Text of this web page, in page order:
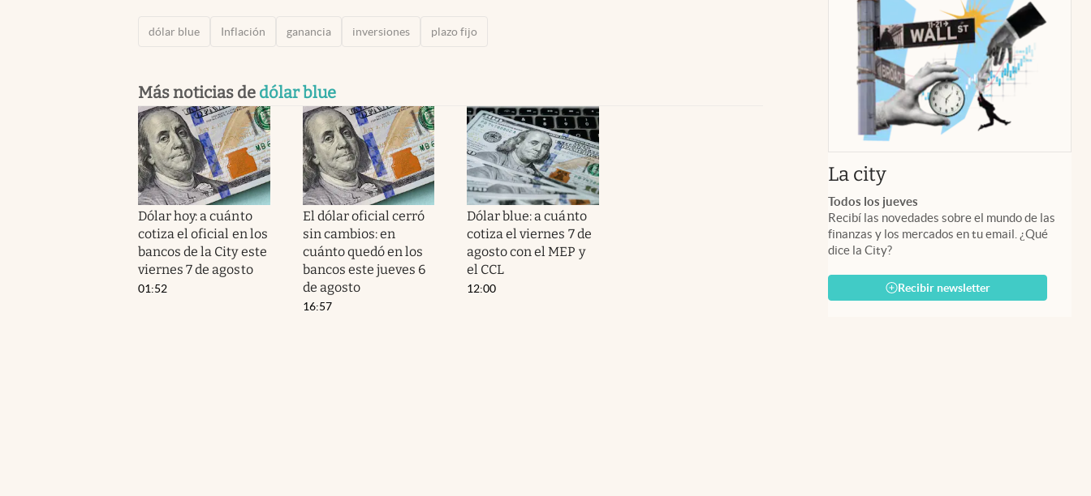
dólar blue Inflación ganancia inversiones plazo fijo
Más noticias de dólar blue
Dólar hoy: a cuánto
cotiza el oficial en los
bancos de la City este
viernes 7 de agosto
01:52
El dólar oficial cerró
sin cambios: en
cuánto quedó en los
bancos este jueves 6
de agosto
16:57
Dólar blue: a cuánto
cotiza el viernes 7 de
agosto con el MEP y
el CCL
12:00
La cityabre en nueva pestaña
Todos los jueves
Recibí las novedades sobre el mundo de las
finanzas y los mercados en tu email. ¿Qué
dice la City?
Recibir newsletter